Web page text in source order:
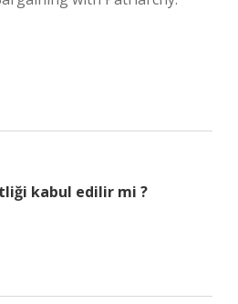
kabul edilir mi ?